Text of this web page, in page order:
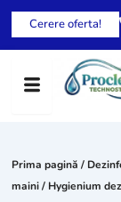
Skip
content
Cerere oferta!
Prima pagină /
maini/ Hygienium